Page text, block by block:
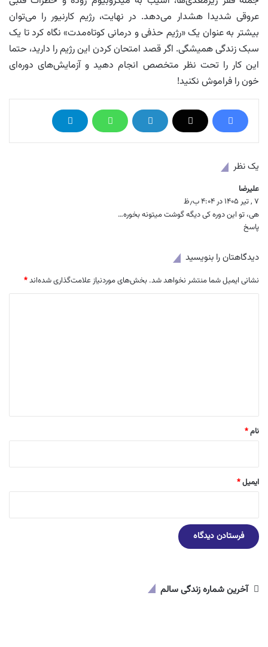
عروقی شدیدا هشدار می‌دهد. در نهایت، رژیم کارنیور را می‌توان
بیشتر به عنوان یک «رژیم حذفی و درمانی کوتاه‌مدت» نگاه کرد تا یک
سبک زندگی همیشگی. اگر قصد امتحان کردن این رژیم را دارید، حتما
این کار را تحت نظر متخصص انجام دهید و آزمایش‌های دوره‌ای
خون را فراموش نکنید!
یک نظر
علیرضا
ف
ت
۷ , تیر ۱۴۰۵ در ۴:۰۴ ب٫ظ
هی، تو این دوره کی دیگه گوشت میتونه بخوره…
پاسخ
دیدگاهتان را بنویسید
نشانی ایمیل شما منتشر نخواهد شد. بخش‌های موردنیاز علامت‌گذاری شده‌اند*
نام*
ایمیل*
آخرین شماره زندگی سالم